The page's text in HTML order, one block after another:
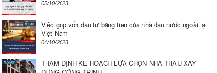
05/10/2023
Việc góp vốn đầu tư bằng tiền của nhà đầu nước ngoài tại
Việt Nam
04/10/2023
THẨM ĐỊNH KẾ HOẠCH LỰA CHỌN NHÀ THẦU XÂY